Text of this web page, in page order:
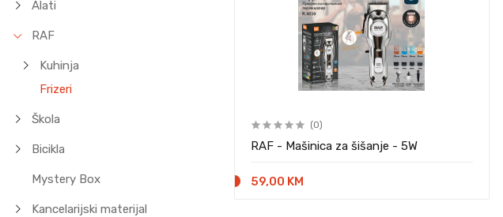
Alati
RAF
Kuhinja
Frizeri
Škola
Bicikla
Mystery Box
Kancelarijski materijal
(0)
RAF - Mašinica za šišanje - 5W
59,00 KM